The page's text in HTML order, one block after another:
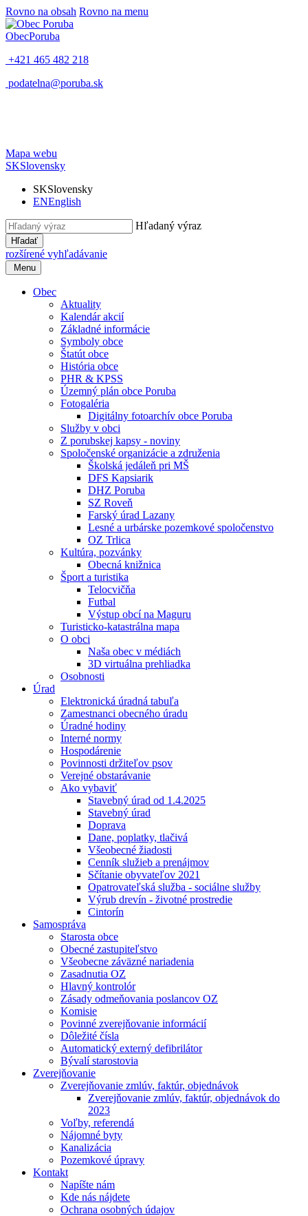
Rovno na obsah Rovno na menu
ObecPoruba
+421 465 482 218
podatelna@poruba.sk
Mapa webu
SKSlovensky
SKSlovensky
ENEnglish
Hľadaný výraz
Hľadať
rozšírené vyhľadávanie
Menu
Obec
Aktuality
Kalendár akcií
Základné informácie
Symboly obce
Štatút obce
História obce
PHR & KPSS
Územný plán obce Poruba
Fotogaléria
Digitálny fotoarchív obce Poruba
Služby v obci
Z porubskej kapsy - noviny
Spoločenské organizácie a združenia
Školská jedáleň pri MŠ
DFS Kapsiarik
DHZ Poruba
SZ Roveň
Farský úrad Lazany
Lesné a urbárske pozemkové spoločenstvo
OZ Trlica
Kultúra, pozvánky
Obecná knižnica
Šport a turistika
Telocvičňa
Futbal
Výstup obcí na Maguru
Turisticko-katastrálna mapa
O obci
Naša obec v médiách
3D virtuálna prehliadka
Osobnosti
Úrad
Elektronická úradná tabuľa
Zamestnanci obecného úradu
Úradné hodiny
Interné normy
Hospodárenie
Povinnosti držiteľov psov
Verejné obstarávanie
Ako vybaviť
Stavebný úrad od 1.4.2025
Stavebný úrad
Doprava
Dane, poplatky, tlačivá
Všeobecné žiadosti
Cenník služieb a prenájmov
Sčítanie obyvateľov 2021
Opatrovateľská služba - sociálne služby
Výrub drevín - životné prostredie
Cintorín
Samospráva
Starosta obce
Obecné zastupiteľstvo
Všeobecne záväzné nariadenia
Zasadnutia OZ
Hlavný kontrolór
Zásady odmeňovania poslancov OZ
Komisie
Povinné zverejňovanie informácií
Dôležité čísla
Automatický externý defibrilátor
Bývalí starostovia
Zverejňovanie
Zverejňovanie zmlúv, faktúr, objednávok
Zverejňovanie zmlúv, faktúr, objednávok do
2023
Voľby, referendá
Nájomné byty
Kanalizácia
Pozemkové úpravy
Kontakt
Napíšte nám
Kde nás nájdete
Ochrana osobných údajov